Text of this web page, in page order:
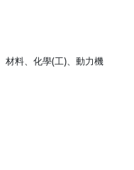
材料、化學(工)、動力機